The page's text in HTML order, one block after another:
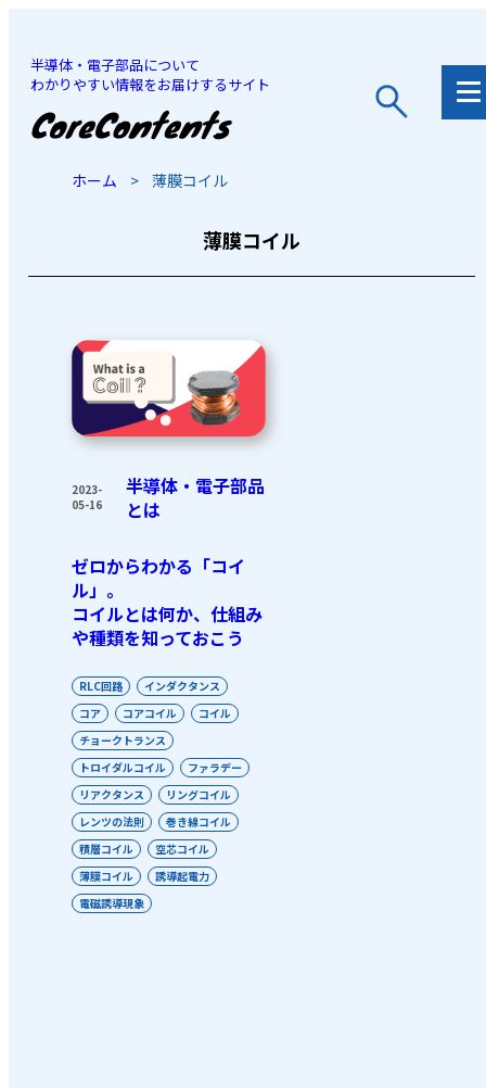
半導体・電子部品について
わかりやすい情報をお届けするサイト
JP
ホーム > 薄膜コイル
薄膜コイル
2023-
05-16
半導体・電子部品
とは
ゼロからわかる「コイ
ル」。
コイルとは何か、仕組み
や種類を知っておこう
RLC回路
インダクタンス
コア
コアコイル
コイル
チョークトランス
トロイダルコイル
ファラデー
リアクタンス
リングコイル
レンツの法則
巻き線コイル
積層コイル
空芯コイル
薄膜コイル
誘導起電力
電磁誘導現象